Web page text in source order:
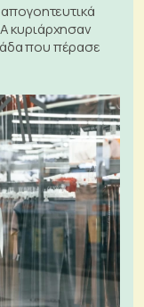
κυριάρχησαν
που πέρασε